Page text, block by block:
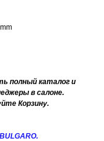
полный каталог и
в салоне.
Корзину.